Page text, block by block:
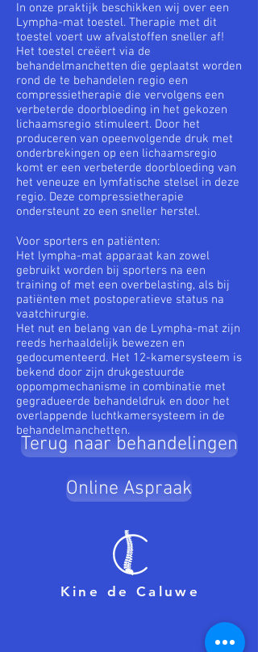
In onze praktijk beschikken wij over een
Lympha-mat toestel. Therapie met dit
toestel voert uw afvalstoffen sneller af!
Het toestel creëert via de
behandelmanchetten die geplaatst worden
rond de te behandelen regio een
compressietherapie die vervolgens een
verbeterde doorbloeding in het gekozen
lichaamsregio stimuleert. Door het
produceren van opeenvolgende druk met
onderbrekingen op een lichaamsregio
komt er een verbeterde doorbloeding van
het veneuze en lymfatische stelsel in deze
regio. Deze compressietherapie
ondersteunt zo een sneller herstel.
Voor sporters en patiënten:
Het lympha-mat apparaat kan zowel
gebruikt worden bij sporters na een
training of met een overbelasting, als bij
patiënten met postoperatieve status na
vaatchirurgie.
Het nut en belang van de Lympha-mat zijn
reeds herhaaldelijk bewezen en
gedocumenteerd. Het 12-kamersysteem is
bekend door zijn drukgestuurde
oppompmechanisme in combinatie met
gegradueerde behandeldruk en door het
overlappende luchtkamersysteem in de
behandelmanchetten.
Online Aspraak
Terug naar behandelingen
Kine de Caluwe